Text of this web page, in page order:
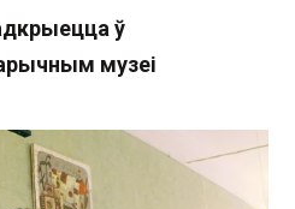
ў
музеі